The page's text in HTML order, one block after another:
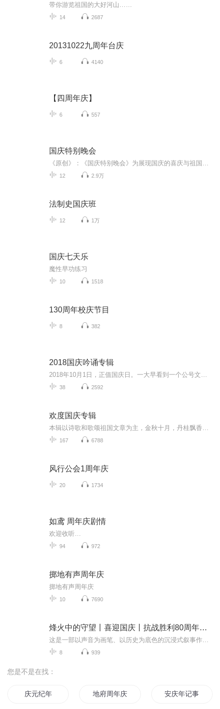
带你游览祖国的大好河山……
14 2687
20131022九周年台庆
6 4140
【四周年庆】
6 557
国庆特别晚会
12 2.9万
法制史国庆班
12 1万
国庆七天乐
魔性早功练习
10 1518
130周年校庆节目
8 382
2018国庆吟诵专辑
38 2592
欢度国庆专辑
167 6788
风行公会1周年庆
20 1734
如鸢 周年庆剧情
欢迎收听…
94 972
掷地有声周年庆
掷地有声周年庆
10 7690
烽火中的守望丨喜迎国庆丨抗战胜利80周年丨广播剧
8 939
您是不是在找：
庆元纪年 地府周年庆抽个冥王当老公安庆年记事